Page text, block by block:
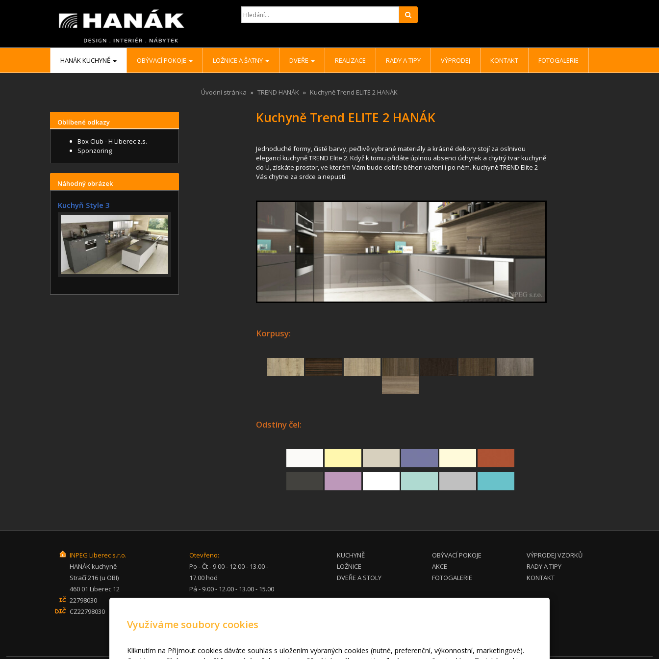
HANÁK KUCHYNĚ OBÝVACÍ POKOJE LOŽNICE A ŠATNY DVEŘE REALIZACE RADY A TIPY VÝPRODEJ KONTAKT FOTOGALERIE
Úvodní stránka TREND HANÁK Kuchyně Trend ELITE 2 HANÁK
Kuchyně Trend ELITE 2 HANÁK
Jednoduché formy, čisté barvy, pečlivě vybrané materiály a krásné dekory stojí za oslnivou
elegancí kuchyně TREND Elite 2. Když k tomu přidáte úplnou absenci úchytek a chytrý tvar kuchyně
do U, získáte prostor, ve kterém Vám bude dobře běhen vaření i po něm. Kuchyně TREND Elite 2
Vás chytne za srdce a nepustí.
Korpusy:
Odstíny čel:
Oblíbené odkazy
Box Club - H Liberec z.s.
Sponzoring
Náhodný obrázek
Kuchyň Style 3
INPEG Liberec s.r.o.
HANÁK kuchyně
Stračí 216 (u OBI)
460 01 Liberec 12
22798030
CZ22798030
Otevřeno:
Po - Čt - 9.00 - 12.00 - 13.00 -
17.00 hod
Pá - 9.00 - 12.00 - 13.00 - 15.00
hod
inpeg@inpeg.cz
KUCHYNĚ
LOŽNICE
DVEŘE A STOLY
OBÝVACÍ POKOJE
AKCE
FOTOGALERIE
VÝPRODEJ VZORKŮ
RADY A TIPY
KONTAKT
Využíváme soubory cookies
Kliknutím na Přijmout cookies dáváte souhlas s uložením vybraných cookies (nutné, preferenční, výkonnostní, marketingové).